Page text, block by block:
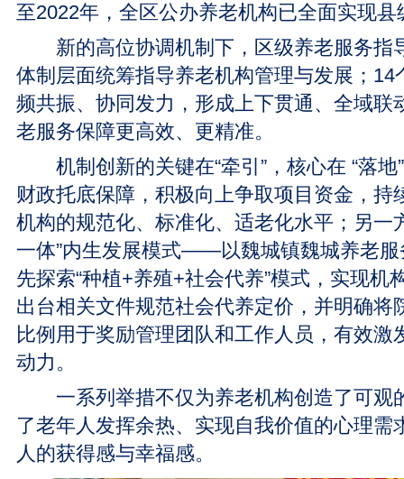
至2022年，全区公办养老机构已全面实现县
新的高位协调机制下，区级养老服务指
体制层面统筹指导养老机构管理与发展；14
频共振、协同发力，形成上下贯通、全域联
老服务保障更高效、更精准。
机制创新的关键在“牵引”，核心在 “落地
财政托底保障，积极向上争取项目资金，持
机构的规范化、标准化、适老化水平；另一
一体”内生发展模式——以魏城镇魏城养老服
先探索“种植+养殖+社会代养”模式，实现机
出台相关文件规范社会代养定价，并明确将
比例用于奖励管理团队和工作人员，有效激
动力。
一系列举措不仅为养老机构创造了可观
了老年人发挥余热、实现自我价值的心理需
人的获得感与幸福感。